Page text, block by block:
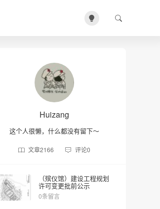
Huizang
这个人很懒，什么都没有留下～
文章2166 评论0
（殡仪馆）建设工程规划
许可变更批前公示
0条留言